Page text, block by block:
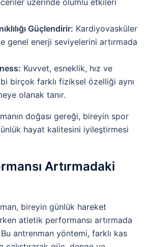
Güçlendirir: Kardiyovasküler
genel enerji seviyelerini artırmada
Kuvvet, esneklik, hız ve
birçok farklı fiziksel özelliği aynı
olanak tanır.
doğası gereği, bireyin spor
hayat kalitesini iyileştirmesi
Artırmadaki
bireyin günlük hareket
atletik performansı artırmada
antrenman yöntemi, farklı kas